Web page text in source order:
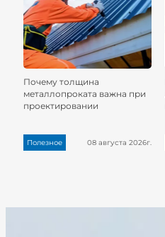
Почему толщина
металлопроката важна при
проектировании
Полезное 08 августа 2026г.